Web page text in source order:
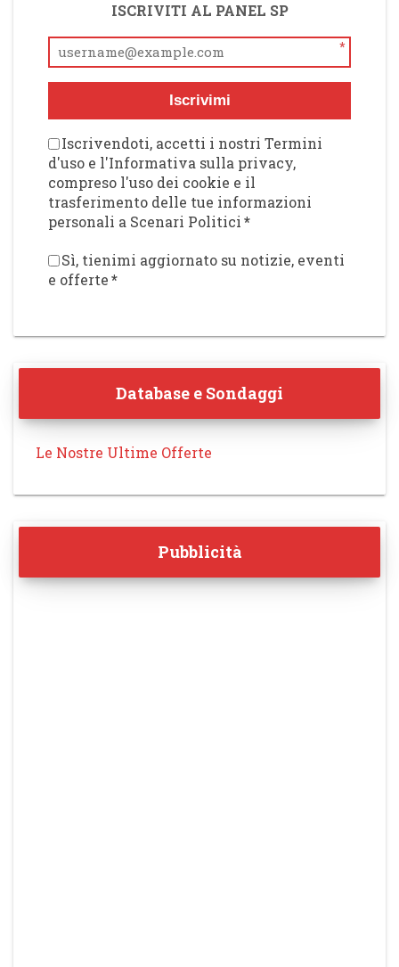
ISCRIVITI AL PANEL SP
*
Iscrivimi
Iscrivendoti, accetti i nostri Termini
d'uso e l'Informativa sulla privacy,
compreso l'uso dei cookie e il
trasferimento delle tue informazioni
personali a Scenari Politici*
Sì, tienimi aggiornato su notizie, eventi
e offerte*
Database e Sondaggi
Le Nostre Ultime Offerte
Pubblicità